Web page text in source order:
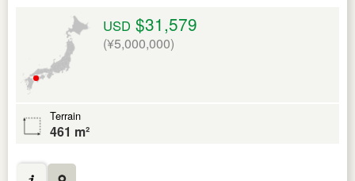
USD $31,579
(¥5,000,000)
Terrain
461 m²